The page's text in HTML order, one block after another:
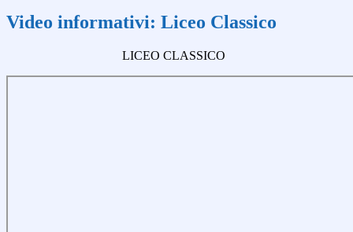
Video informativi: Liceo Classico
LICEO CLASSICO